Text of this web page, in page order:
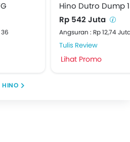
Hino Dutro Dump
Rp 542 Juta
Angsuran : Rp 12,74
Tulis Review
Lihat Promo
HINO